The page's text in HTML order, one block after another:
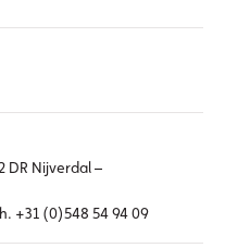
DR Nijverdal –
+31 (0)548 54 94 09